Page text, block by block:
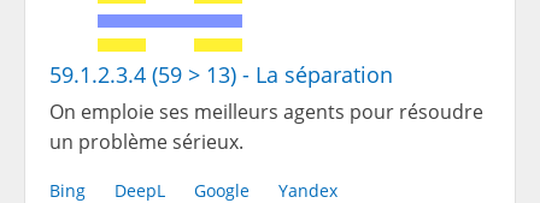
59.1.2.3.4 (59 > 13) - La séparation
On emploie ses meilleurs agents pour résoudre
un problème sérieux.
Bing DeepL Google Yandex